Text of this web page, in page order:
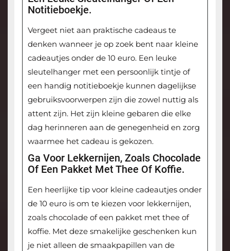
Notitieboekje.
Vergeet niet aan praktische cadeaus te
denken wanneer je op zoek bent naar kleine
cadeautjes onder de 10 euro. Een leuke
sleutelhanger met een persoonlijk tintje of
een handig notitieboekje kunnen dagelijkse
gebruiksvoorwerpen zijn die zowel nuttig als
attent zijn. Het zijn kleine gebaren die elke
dag herinneren aan de genegenheid en zorg
waarmee het cadeau is gekozen.
Ga Voor Lekkernijen, Zoals Chocolade
Of Een Pakket Met Thee Of Koffie.
Een heerlijke tip voor kleine cadeautjes onder
de 10 euro is om te kiezen voor lekkernijen,
zoals chocolade of een pakket met thee of
koffie. Met deze smakelijke geschenken kun
je niet alleen de smaakpapillen van de